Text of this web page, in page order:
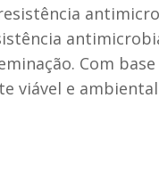
Com
viável e